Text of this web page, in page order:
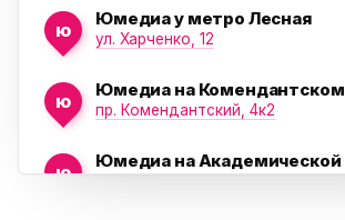
ю
Юмедиа у метро Лесная
ул. Харченко, 12
ю
Юмедиа на Комендантском
пр. Комендантский, 4к2
ю
Юмедиа на Академической